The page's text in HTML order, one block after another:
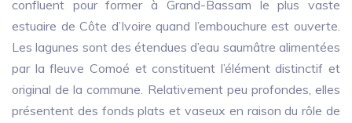
confluent pour former à Grand-Bassam le plus vaste
estuaire de Côte d’Ivoire quand l’embouchure est ouverte.
Les lagunes sont des étendues d’eau saumâtre alimentées
par la fleuve Comoé et constituent l’élément distinctif et
original de la commune. Relativement peu profondes, elles
présentent des fonds plats et vaseux en raison du rôle de